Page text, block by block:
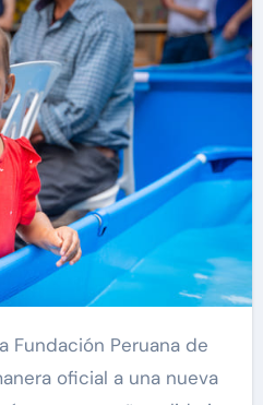
oficial a una nueva